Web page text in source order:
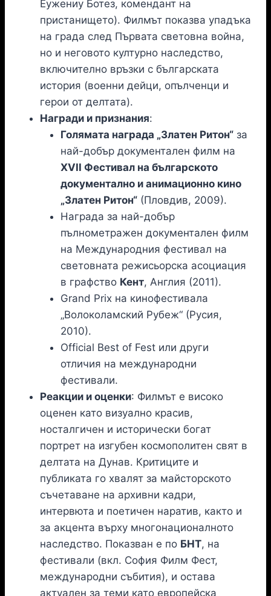
Еужениу Ботез, комендант на
пристанището). Филмът показва упадъка
на града след Първата световна война,
но и неговото културно наследство,
включително връзки с българската
история (военни дейци, опълченци и
герои от делтата).
Награди и признания:
Голямата награда „Златен Ритон“ за
най-добър документален филм на
XVII Фестивал на българското
документално и анимационно кино
„Златен Ритон“ (Пловдив, 2009).
Награда за най-добър
пълнометражен документален филм
на Международния фестивал на
световната режисьорска асоциация
в графство Кент, Англия (2011).
Grand Prix на кинофестивала
„Волоколамский Рубеж“ (Русия,
2010).
Official Best of Fest или други
отличия на международни
фестивали.
Реакции и оценки: Филмът е високо
оценен като визуално красив,
носталгичен и исторически богат
портрет на изгубен космополитен свят в
делтата на Дунав. Критиците и
публиката го хвалят за майсторското
съчетаване на архивни кадри,
интервюта и поетичен наратив, както и
за акцента върху многонационалното
наследство. Показван е по БНТ, на
фестивали (вкл. София Филм Фест,
международни събития), и остава
актуален за теми като европейска